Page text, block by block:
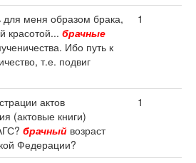
для меня образом брака,
красотой... брачные
Ибо путь к
т.е. подвиг
1
актов
(актовые книги)
брачный возраст
Федерации?
1